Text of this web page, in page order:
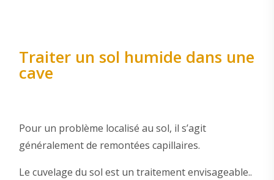
Traiter un sol humide dans une
cave
Pour un problème localisé au sol, il s’agit
généralement de remontées capillaires.
Le cuvelage du sol est un traitement envisageable..